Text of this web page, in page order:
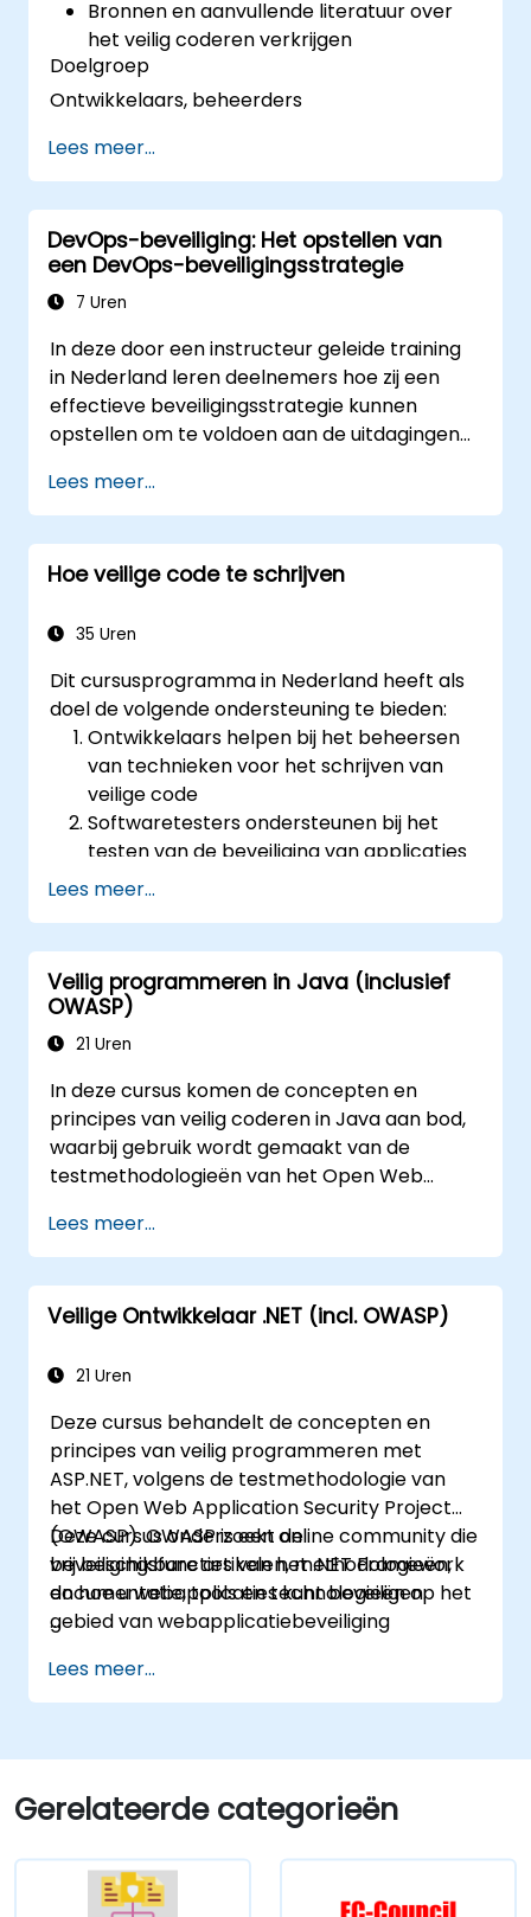
Bronnen en aanvullende literatuur over
het veilig coderen verkrijgen
Doelgroep
Ontwikkelaars, beheerders
Lees meer...
DevOps-beveiliging: Het opstellen van
een DevOps-beveiligingsstrategie
7 Uren
In deze door een instructeur geleide training
in Nederland leren deelnemers hoe zij een
effectieve beveiligingsstrategie kunnen
opstellen om te voldoen aan de uitdagingen
Lees meer...
Hoe veilige code te schrijven
35 Uren
Dit cursusprogramma in Nederland heeft als
doel de volgende ondersteuning te bieden:
Ontwikkelaars helpen bij het beheersen
van technieken voor het schrijven van
veilige code
Softwaretesters ondersteunen bij het
testen van de beveiliging van applicaties
voordat deze in productie gaan
verbonden zijn aan applicaties
Teamleiders ondersteunen bij het
vaststellen van beveiligingsstandaarden
voor ontwikkelaars
Webbeheerders helpen bij het
configureren van servers om verkeerde
instellingen te voorkomen
Lees meer...
Veilig programmeren in Java (inclusief
OWASP)
21 Uren
In deze cursus komen de concepten en
principes van veilig coderen in Java aan bod,
waarbij gebruik wordt gemaakt van de
testmethodologieën van het Open Web
Open Web Application Security Project is een
online gemeenschap die vrij beschikbare
artikelen, methodieken, documentatie,
hulpmiddelen en technologieën op het gebied
Lees meer...
Veilige Ontwikkelaar .NET (incl. OWASP)
21 Uren
Deze cursus behandelt de concepten en
principes van veilig programmeren met
ASP.NET, volgens de testmethodologie van
het Open Web Application Security Project
(OWASP). OWASP is een online community die
vrij beschikbare artikelen, methodologieën,
documentatie, tools en technologieën op het
gebied van webapplicatiebeveiliging
Deze cursus onderzoekt de
beveiligingsfuncties van het .NET Framework
en hoe u webapplicaties kunt beveiligen.
Lees meer...
Gerelateerde categorieën